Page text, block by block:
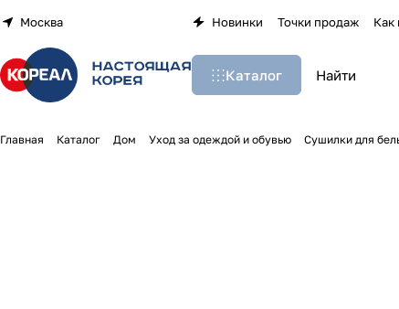
Москва Новинки Точки продаж Как
Каталог
Главная Каталог Дом Уход за одеждой и обувью Сушилки для